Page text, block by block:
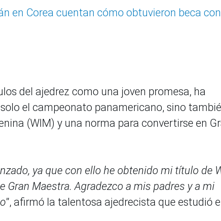
en Corea cuentan cómo obtuvieron beca con
del ajedrez como una joven promesa, ha
el campeonato panamericano, sino
(WIM) y una norma para convertirse en
ya que con ello he obtenido mi título de
Gran Maestra. Agradezco a mis padres y a mi
”, afirmó la talentosa ajedrecista que estudió